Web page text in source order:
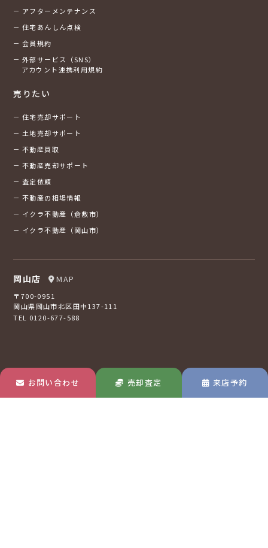
お問い合わせ 売却査定 来店予約
アフターメンテナンス
住宅あんしん点検
会員規約
外部サービス（SNS）
アカウント連携利用規約
売りたい
住宅売却サポート
土地売却サポート
不動産買取
不動産売却サポート
査定依頼
不動産の相場情報
イクラ不動産（倉敷市）
イクラ不動産（岡山市）
岡山店 MAP
〒700-0951
岡山県岡山市北区田中137-111
TEL 0120-677-588